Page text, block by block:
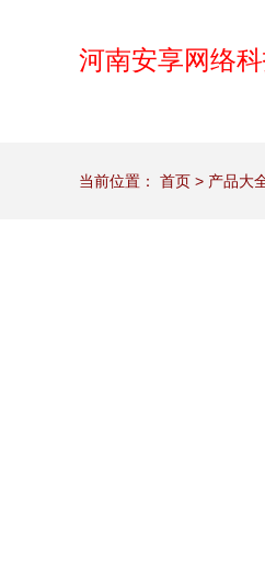
河南安享网络
当前位置： 首页 > 产品大